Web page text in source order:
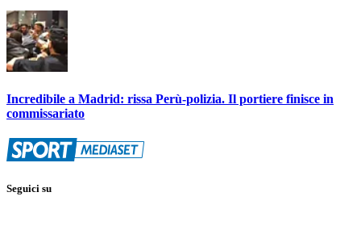
Incredibile a Madrid: rissa Perù-polizia. Il portiere finisce in
commissariato
Seguici su